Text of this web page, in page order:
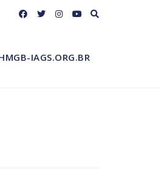
IAGS.ORG.BR